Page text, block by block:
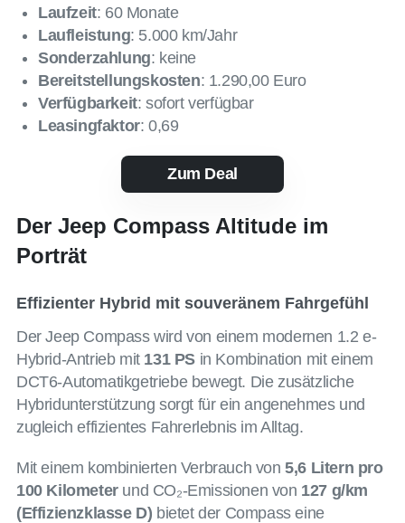
Laufzeit: 60 Monate
Laufleistung: 5.000 km/Jahr
Sonderzahlung: keine
Bereitstellungskosten: 1.290,00 Euro
Verfügbarkeit: sofort verfügbar
Leasingfaktor: 0,69
Zum Deal
Der Jeep Compass Altitude im
Porträt
Effizienter Hybrid mit souveränem Fahrgefühl
Der Jeep Compass wird von einem modernen 1.2 e-
Hybrid-Antrieb mit 131 PS in Kombination mit einem
DCT6-Automatikgetriebe bewegt. Die zusätzliche
Hybridunterstützung sorgt für ein angenehmes und
zugleich effizientes Fahrerlebnis im Alltag.
Mit einem kombinierten Verbrauch von5,6 Litern pro
100 Kilometerund CO₂-Emissionen von 127 g/km
(Effizienzklasse D) bietet der Compass eine